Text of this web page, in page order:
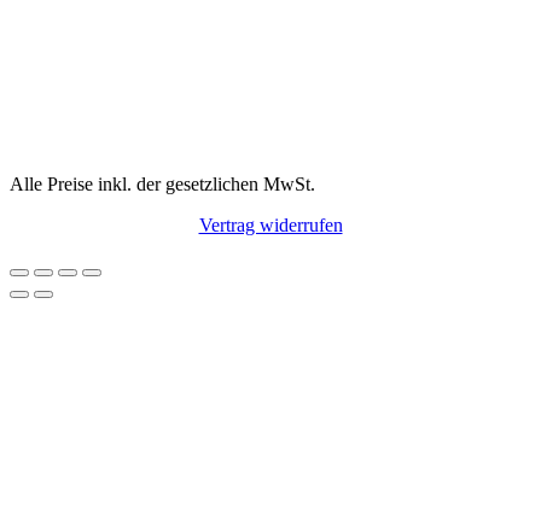
Alle Preise inkl. der gesetzlichen MwSt.
Vertrag widerrufen